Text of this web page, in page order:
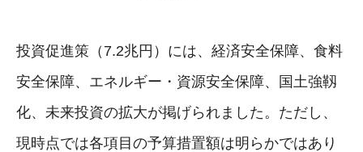
投資促進策（7.2兆円）には、経済安全保障、食料
安全保障、エネルギー・資源安全保障、国土強靱
化、未来投資の拡大が掲げられました。ただし、
現時点では各項目の予算措置額は明らかではあり